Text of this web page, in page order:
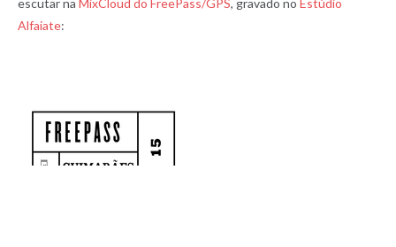
escutar na MixCloud do FreePass/GPS, gravado no Estúdio
Alfaiate: